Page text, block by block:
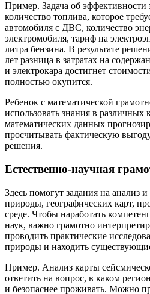
Пример. Задача об эффективности
количество топлива, которое
автомобиля с ДВС, количество
электромобиля, тариф на
литра бензина. В результате
лет разница в затратах на
и электрокара достигнет
полностью окупится.
Ребенок с математической
использовать знания в различных
математических данных
просчитывать фактическую
решения.
Естественно-научная
Здесь помогут задания на анализ
природы, географических карт,
среде. Чтобы наработать
наук, важно грамотно
проводить практические
природы и находить существующие
Пример. Анализ карты
ответить на вопрос, в каком
и безопаснее проживать. Можно